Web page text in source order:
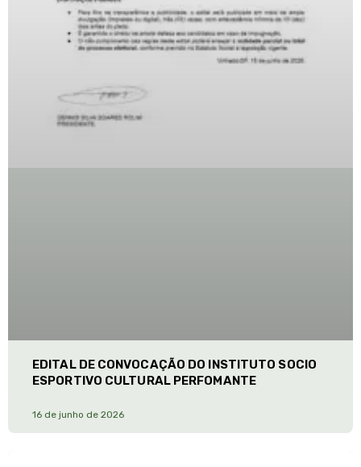
EDITAL DE CONVOCAÇÃO DO INSTITUTO SOCIO
ESPORTIVO CULTURAL PERFOMANTE
16 de junho de 2026